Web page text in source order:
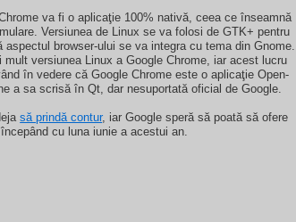
va fi o aplicaţie 100% nativă, ceea ce înseamnă
Versiunea de Linux se va folosi de GTK+ pentru
browser-ului se va integra cu tema din Gnome.
versiunea Linux a Google Chrome, iar acest lucru
în vedere că Google Chrome este o aplicaţie Open-
a sa scrisă în Qt, dar nesuportată oficial de Google.
să prindă contur, iar Google speră să poată să ofere
cu luna iunie a acestui an.